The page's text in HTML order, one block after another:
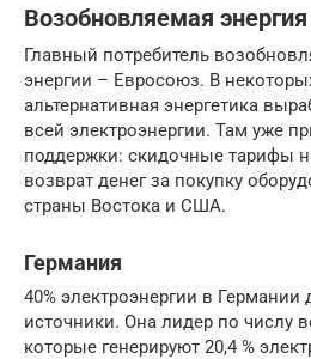
Возобновляемая
Главный потребитель
энергии – Евросоюз. В
альтернативная энергетика
всей электроэнергии. Там уже
поддержки: скидочные тарифы
возврат денег за покупку
страны Востока и США.
Германия
40% электроэнергии в
источники. Она лидер по числу
которые генерируют 20,4 %